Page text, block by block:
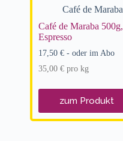
Café de Maraba
Café de Maraba 500g,
Espresso
17,50 € - oder im Abo
35,00 € pro kg
zum Produkt